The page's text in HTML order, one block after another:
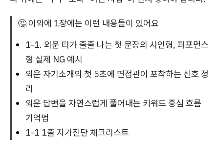
🤔 이외에 1장에는 이런 내용들이 있어요
1-1. 외운 티가 줄줄 나는 첫 문장의 시인형, 퍼포먼스
형 실제 NG 예시
외운 자기소개의 첫 5초에 면접관이 포착하는 신호 정
리
외운 답변을 자연스럽게 풀어내는 키워드 중심 흐름
기억법
1-1 1줄 자가진단 체크리스트